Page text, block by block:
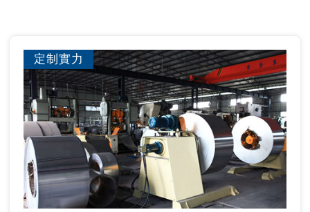
定制實力